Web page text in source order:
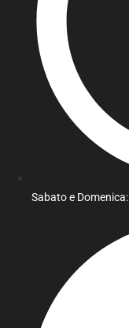
Sabato e